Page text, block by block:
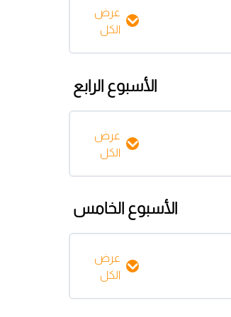
عرض
الكل
الأسبوع الرابع
عرض
الكل
الأسبوع الخامس
عرض
الكل